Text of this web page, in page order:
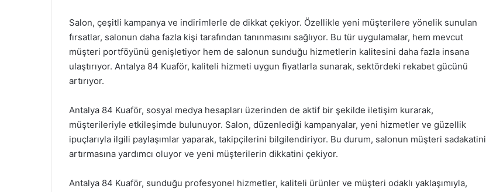
Salon, çeşitli kampanya ve indirimlerle de dikkat çekiyor. Özellikle yeni müşterilere yönelik sunulan
fırsatlar, salonun daha fazla kişi tarafından tanınmasını sağlıyor. Bu tür uygulamalar, hem mevcut
müşteri portföyünü genişletiyor hem de salonun sunduğu hizmetlerin kalitesini daha fazla insana
ulaştırıyor. Antalya 84 Kuaför, kaliteli hizmeti uygun fiyatlarla sunarak, sektördeki rekabet gücünü
artırıyor.
Antalya 84 Kuaför, sosyal medya hesapları üzerinden de aktif bir şekilde iletişim kurarak,
müşterileriyle etkileşimde bulunuyor. Salon, düzenlediği kampanyalar, yeni hizmetler ve güzellik
ipuçlarıyla ilgili paylaşımlar yaparak, takipçilerini bilgilendiriyor. Bu durum, salonun müşteri sadakatini
artırmasına yardımcı oluyor ve yeni müşterilerin dikkatini çekiyor.
Antalya 84 Kuaför, sunduğu profesyonel hizmetler, kaliteli ürünler ve müşteri odaklı yaklaşımıyla,